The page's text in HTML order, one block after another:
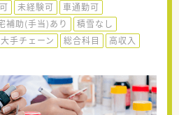
未経験可
車通勤可
補助(手当)あり
積雪なし
大手チェーン 総合科目
高収入